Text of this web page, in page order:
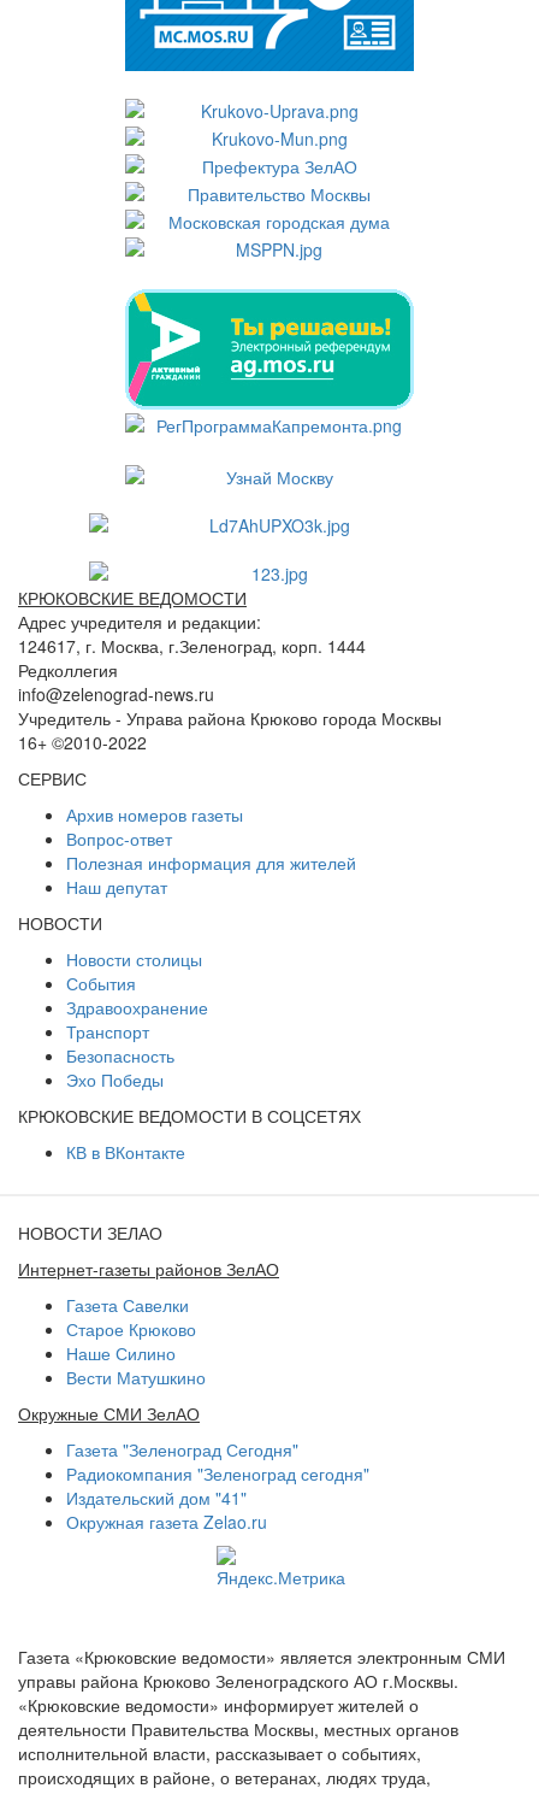
КРЮКОВСКИЕ ВЕДОМОСТИ
Адрес учредителя и редакции:
124617, г. Москва, г.Зеленоград, корп. 1444
Редколлегия
info@zelenograd-news.ru
Учредитель - Управа района Крюково города Москвы
16+ ©2010-2022
СЕРВИС
Архив номеров газеты
Вопрос-ответ
Полезная информация для жителей
Наш депутат
НОВОСТИ
Новости столицы
События
Здравоохранение
Транспорт
Безопасность
Эхо Победы
КРЮКОВСКИЕ ВЕДОМОСТИ В СОЦСЕТЯХ
КВ в ВКонтакте
НОВОСТИ ЗЕЛАО
Интернет-газеты районов ЗелАО
Газета Савелки
Старое Крюково
Наше Силино
Вести Матушкино
Окружные СМИ ЗелАО
Газета "Зеленоград Сегодня"
Радиокомпания "Зеленоград сегодня"
Издательский дом "41"
Окружная газета Zelao.ru
Газета «Крюковские ведомости» является электронным СМИ
управы района Крюково Зеленоградского АО г.Москвы.
«Крюковские ведомости» информирует жителей о
деятельности Правительства Москвы, местных органов
исполнительной власти, рассказывает о событиях,
происходящих в районе, о ветеранах, людях труда,